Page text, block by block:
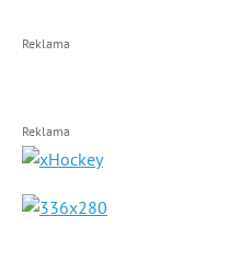
Reklama
Reklama